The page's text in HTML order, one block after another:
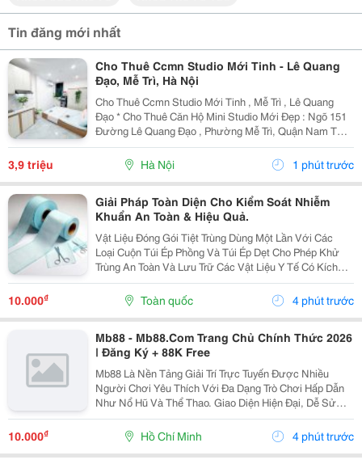
Tin đăng mới nhất
Cho Thuê Ccmn Studio Mới Tinh - Lê Quang
Đạo, Mễ Trì, Hà Nội
Cho Thuê Ccmn Studio Mới Tinh , Mễ Trì , Lê Quang
Đạo * Cho Thuê Căn Hộ Mini Studio Mới Đẹp : Ngõ 151
Đường Lê Quang Đạo , Phường Mễ Trì, Quận Nam Từ
Liêm, Thành Phố Hà Nội. Vị Trí Thuận Tiện, Khu Dân Cư
Văn Minh, Phù Hợp Sinh Viên Và Người Đi...
3,9 triệu Hà Nội 1 phút trước
Giải Pháp Toàn Diện Cho Kiểm Soát Nhiễm
Khuẩn An Toàn & Hiệu Quả.
Vật Liệu Đóng Gói Tiệt Trùng Dùng Một Lần Với Các
Loại Cuộn Túi Ép Phồng Và Túi Ép Dẹt Cho Phép Khử
Trùng An Toàn Và Lưu Trữ Các Vật Liệu Y Tế Có Kích
Cỡ Và Ứng Dụng Khác Nhau. Các Cuộn Túi Ép Tiệt
Trùng Được Làm Bằng 2 Lớp: Giấy Và Màng Film, Hai...
10.000₫ Toàn quốc 4 phút trước
Mb88 - Mb88.Com Trang Chủ Chính Thức 2026
| Đăng Ký + 88K Free
Mb88 Là Nền Tảng Giải Trí Trực Tuyến Được Nhiều
Người Chơi Yêu Thích Với Đa Dạng Trò Chơi Hấp Dẫn
Như Nổ Hũ Và Thể Thao. Giao Diện Hiện Đại, Dễ Sử
Dụng Giúp Người Dùng Thao Tác Thuận Tiện Trên Mọi
Thiết Bị. Hệ Thống Bảo Mật Tiên Tiến Đảm Bảo An
10.000₫ Hồ Chí Minh 4 phút trước